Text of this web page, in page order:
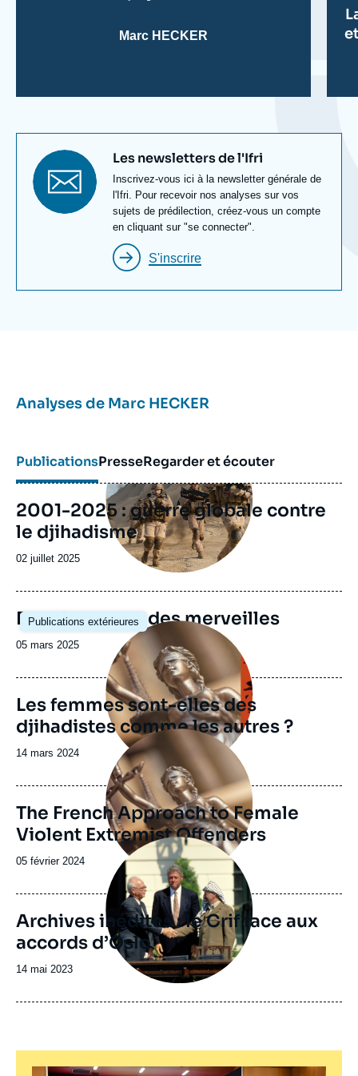
Marc HECKER
Titre
newsletter
Les newsletters de l'Ifri
Texte
Newsletter
Inscrivez-vous ici à la newsletter générale de
l'Ifri. Pour recevoir nos analyses sur vos
sujets de prédilection, créez-vous un compte
en cliquant sur "se connecter".
S'inscrire
Analyses de Marc HECKER
PublicationsPresseRegarder et écouter
2001-2025 : guerre globale contre
le djihadisme
Date
publication
02 juillet 2025
Publications extérieures
Image
principale
Daech au pays des merveilles
Date
publication
05 mars 2025
Image
principale
Les femmes sont-elles des
djihadistes comme les autres ?
Date
publication
14 mars 2024
Image
principale
The French Approach to Female
Violent Extremist Offenders
Date
publication
05 février 2024
Image
principale
Archives inédites : le Crif face aux
accords d’Oslo
Date
publication
14 mai 2023